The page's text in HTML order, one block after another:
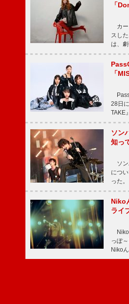
「
カー
スし
は、
「
28日
TAKE
ソン
知っ
ソン
につ
った
Niko
ライ
Niko
っぽ
Niko